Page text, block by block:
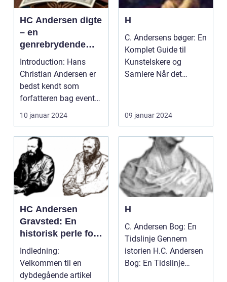
HC Andersen digte
– en
genrebrydende
kunstform
Introduction: Hans
Christian Andersen er
bedst kendt som
forfatteren bag eventyr
som "Den lille Havf...
10 januar 2024
H
C. Andersens bøger: En
Komplet Guide til
Kunstelskere og
Samlere Når det
09 januar 2024
HC Andersen
Gravsted: En
historisk perle for
kunstelskere og
samlere
Indledning:
Velkommen til en
dybdegående artikel
H
C. Andersen Bog: En
Tidslinje Gennem
istorien H.C. Andersen
Bog: En Tidslinje